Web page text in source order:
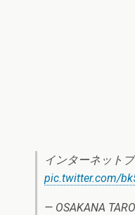
インターネット
pic.twitter.com/
— OSAKANA